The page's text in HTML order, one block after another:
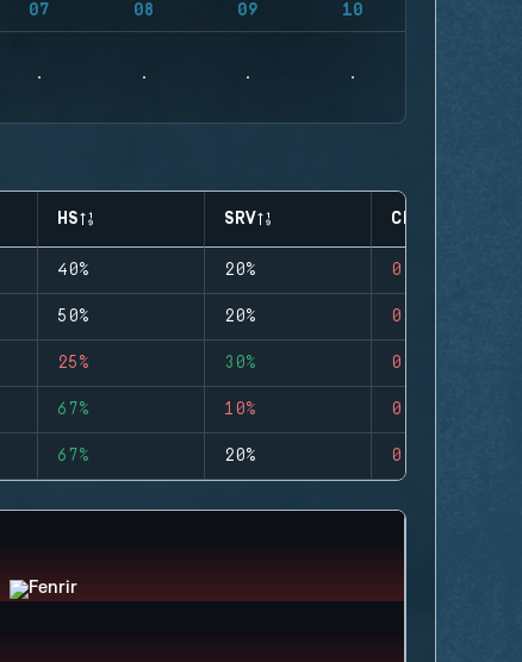
07 08 09 10
HS SRV CLUTCHES
40% 20% 0
50% 20% 0
25% 30% 0
67% 10% 0
67% 20% 0